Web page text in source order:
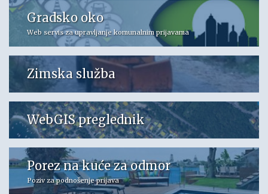
Gradsko oko
Web servis za upravljanje komunalnim prijavama
Zimska služba
WebGIS preglednik
Porez na kuće za odmor
Poziv za podnošenje prijava